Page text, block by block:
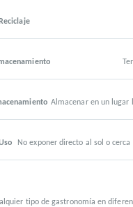
Almacenar en un lugar
No exponer directo al sol o
tipo de gastronomía en